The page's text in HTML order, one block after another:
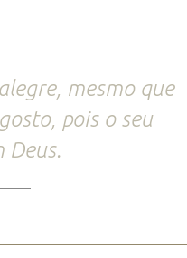
mesmo que
pois o seu
Deus.